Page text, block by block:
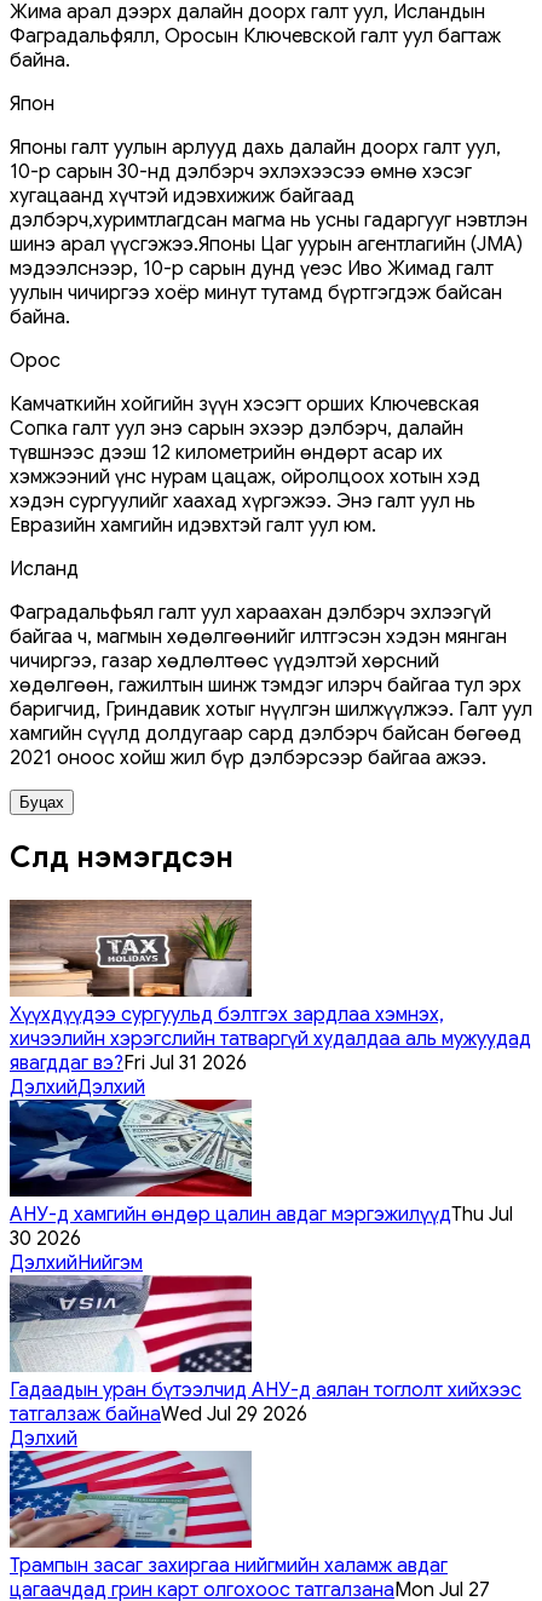
Жима арал дээрх далайн доорх галт уул, Исландын
Фаградальфялл, Оросын Ключевской галт уул багтаж
байна.
Япон
Японы галт уулын арлууд дахь далайн доорх галт уул,
10-р сарын 30-нд дэлбэрч эхлэхээсээ өмнө хэсэг
хугацаанд хүчтэй идэвхижиж байгаад
дэлбэрч,хуримтлагдсан магма нь усны гадаргууг нэвтлэн
шинэ арал үүсгэжээ.Японы Цаг уурын агентлагийн (JMA)
мэдээлснээр, 10-р сарын дунд үеэс Иво Жимад галт
уулын чичиргээ хоёр минут тутамд бүртгэгдэж байсан
байна.
Орос
Камчаткийн хойгийн зүүн хэсэгт орших Ключевская
Сопка галт уул энэ сарын эхээр дэлбэрч, далайн
түвшнээс дээш 12 километрийн өндөрт асар их
хэмжээний үнс нурам цацаж, ойролцоох хотын хэд
хэдэн сургуулийг хаахад хүргэжээ. Энэ галт уул нь
Евразийн хамгийн идэвхтэй галт уул юм.
Исланд
Фаградальфьял галт уул хараахан дэлбэрч эхлээгүй
байгаа ч, магмын хөдөлгөөнийг илтгэсэн хэдэн мянган
чичиргээ, газар хөдлөлтөөс үүдэлтэй хөрсний
хөдөлгөөн, гажилтын шинж тэмдэг илэрч байгаа тул эрх
баригчид, Гриндавик хотыг нүүлгэн шилжүүлжээ. Галт уул
хамгийн сүүлд долдугаар сард дэлбэрч байсан бөгөөд
2021 оноос хойш жил бүр дэлбэрсээр байгаа ажээ.
Буцах
Сүүлд нэмэгдсэн
Хүүхдүүдээ сургуульд бэлтгэх зардлаа хэмнэх,
хичээлийн хэрэгслийн татваргүй худалдаа аль мужуудад
явагддаг вэ?Fri Jul 31 2026
ДэлхийДэлхий
АНУ-д хамгийн өндөр цалин авдаг мэргэжилүүдThu Jul
30 2026
ДэлхийНийгэм
Гадаадын уран бүтээлчид АНУ-д аялан тоглолт хийхээс
татгалзаж байнаWed Jul 29 2026
Дэлхий
Трампын засаг захиргаа нийгмийн халамж авдаг
цагаачдад грин карт олгохоос татгалзанаMon Jul 27